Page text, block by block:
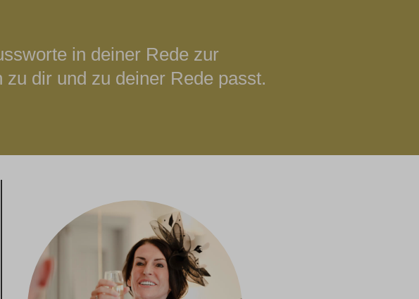
in deiner Rede zur
dir und zu deiner Rede passt.